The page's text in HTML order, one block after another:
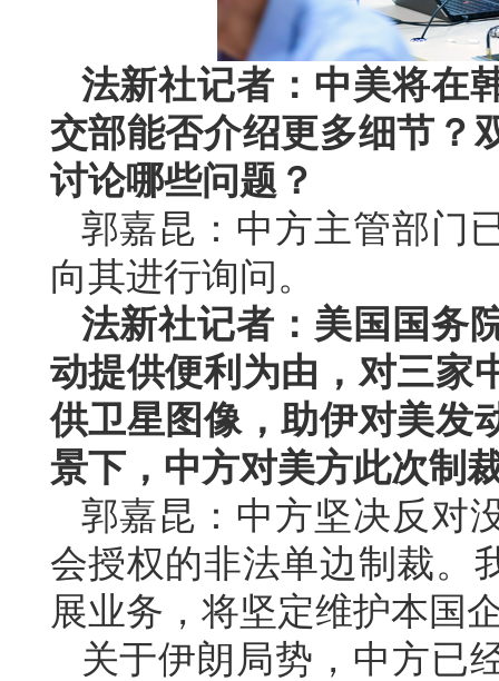
法新社记者：中美将在
交部能否介绍更多细节？
讨论哪些问题？
郭嘉昆：中方主管部门
向其进行询问。
法新社记者：美国国务
动提供便利为由，对三家
供卫星图像，助伊对美发
景下，中方对美方此次制
郭嘉昆：中方坚决反对
会授权的非法单边制裁。
展业务，将坚定维护本国
关于伊朗局势，中方已